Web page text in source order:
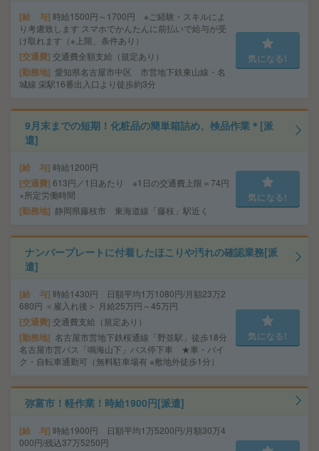
給 与 時給1500円～1700円 ※ご経験・スキルによ
り考慮致します スマホでかんたんに前払いで給与が受
け取れます（※上限、条件あり）
交通費 交通費全額支給（規定あり）
勤務地 愛知県名古屋市中区 市営地下鉄東山線・名
城線 栄駅16番出入口より徒歩約3分
気になる!
9月末までの短期！化粧品の簡単箱詰め、検品作業＊[派
遣]
給 与 時給1200円
交通費 613円／1日あたり ※1日の交通費上限＝74円
×所定労働時間
勤務地 静岡県藤枝市 東海道線「藤枝」駅近く
気になる!
ナンバープレートに付着したほこりや汚れの確認業務[派
遣]
給 与 時給1430円 日額平均1万1080円/月額23万2
680円 ＜雇入れ後＞ 月給25万円～45万円
交通費 交通費支給（規定あり）
勤務地 名古屋市営地下鉄桜通線「野並駅」徒歩18分
名古屋市営バス「鳴海山下」バス停下車 ★車・バイ
ク・自転車通勤可（無料駐車場有 ※敷地外徒歩1分）
気になる!
弥富市！軽作業！時給1900円[派遣]
給 与 時給1900円 日額平均1万5200円/月額30万4
000円/残込37万5250円